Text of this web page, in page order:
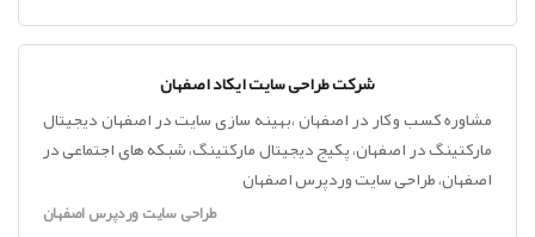
شرکت طراحی سایت ایکاد اصفهان
مشاوره کسب و کار در اصفهان ،بهینه سازی سایت در اصفهان دیجیتال
مارکتینگ در اصفهان، پکیج دیجیتال مارکتینگ، شبکه های اجتماعی در
اصفهان، طراحی سایت وردپرس اصفهان
طراحی سایت وردپرس اصفهان